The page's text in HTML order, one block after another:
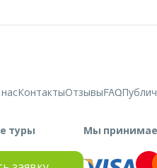
КонтактыОтзывыFAQ
туры Мы